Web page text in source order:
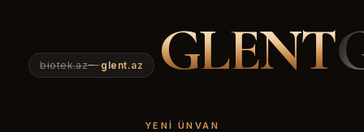
biotek.az glent.az GLENT
YENI ÜNVAN